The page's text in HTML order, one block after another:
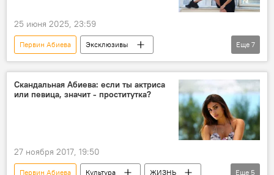
25 июня 2025, 23:59
Первин Абиева
Эксклюзивы
Азербайджан
Происшествия в Азербайджане
Криминал
Квартирная кража
Кража
Еще 7
Скандальная Абиева: если ты актриса
или певица, значит - проститутка?
27 ноября 2017, 19:50
Первин Абиева Культура
ЖИЗНЬ
Еще 5